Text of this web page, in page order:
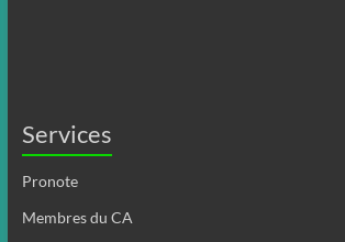
Services
Pronote
Membres du CA